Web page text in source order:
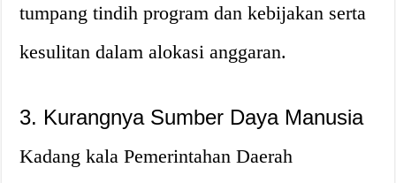
tumpang tindih program dan kebijakan serta
kesulitan dalam alokasi anggaran.
3. Kurangnya Sumber Daya Manusia
Kadang kala Pemerintahan Daerah